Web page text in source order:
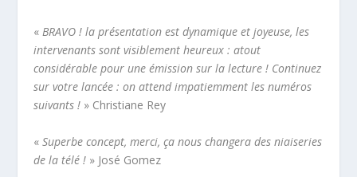
«BRAVO ! la présentation est dynamique et joyeuse, les
intervenants sont visiblement heureux : atout
considérable pour une émission sur la lecture ! Continuez
sur votre lancée : on attend impatiemment les numéros
suivants ! » Christiane Rey
«Superbe concept, merci, ça nous changera des niaiseries
de la télé ! » José Gomez